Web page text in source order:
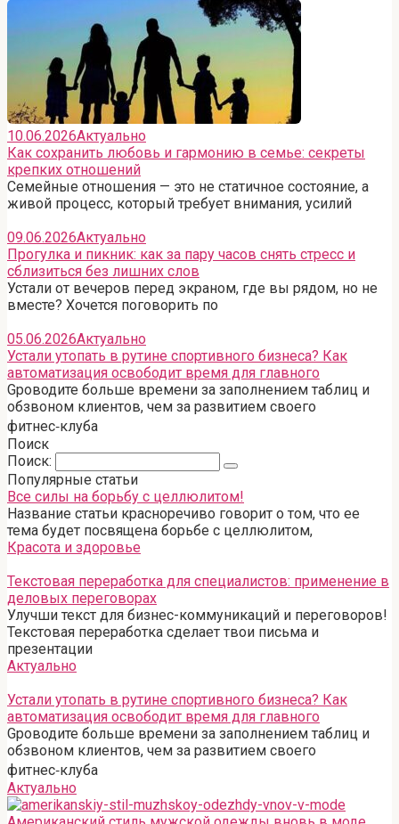
10.06.2026Актуально
Как сохранить любовь и гармонию в семье: секреты
крепких отношений
Семейные отношения — это не статичное состояние, а
живой процесс, который требует внимания, усилий
09.06.2026Актуально
Прогулка и пикник: как за пару часов снять стресс и
сблизиться без лишних слов
Устали от вечеров перед экраном, где вы рядом, но не
вместе? Хочется поговорить по
05.06.2026Актуально
Устали утопать в рутине спортивного бизнеса? Как
автоматизация освободит время для главного
Gроводите больше времени за заполнением таблиц и
обзвоном клиентов, чем за развитием своего
фитнес‑клуба
Поиск
Поиск:
Популярные статьи
Все силы на борьбу с целлюлитом!
Название статьи красноречиво говорит о том, что ее
тема будет посвящена борьбе с целлюлитом,
Красота и здоровье
Текстовая переработка для специалистов: применение в
деловых переговорах
Улучши текст для бизнес-коммуникаций и переговоров!
Текстовая переработка сделает твои письма и
презентации
Актуально
Устали утопать в рутине спортивного бизнеса? Как
автоматизация освободит время для главного
Gроводите больше времени за заполнением таблиц и
обзвоном клиентов, чем за развитием своего
фитнес‑клуба
Актуально